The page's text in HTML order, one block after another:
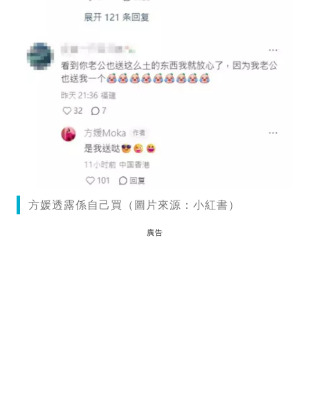
方媛透露係自己買（圖片來源：小紅書）
廣告